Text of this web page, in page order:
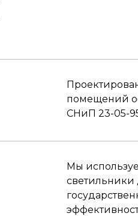
помещений
СНиП 23-05-
Мы
светильники